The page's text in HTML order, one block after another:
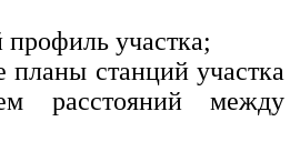
участка;
планы станций участка
расстояний между